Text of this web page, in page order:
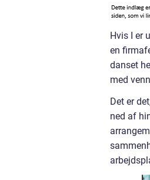
Hvis I er
en
danset
med
Det er
ned af